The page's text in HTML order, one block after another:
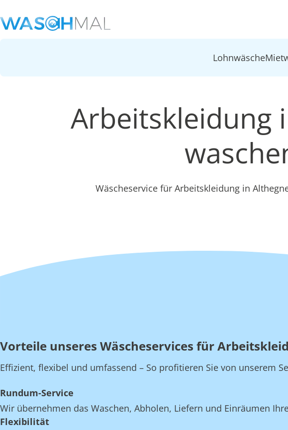
Lohnwäsche
Arbeitskleidung
Wäscheservice für Arbeitskleidung in
Vorteile unseres Wäscheservices für
Effizient, flexibel und umfassend – So profitieren Sie von unserem
Rundum-Service
Wir übernehmen das Waschen, Abholen, Liefern und Einräumen
Flexibilität